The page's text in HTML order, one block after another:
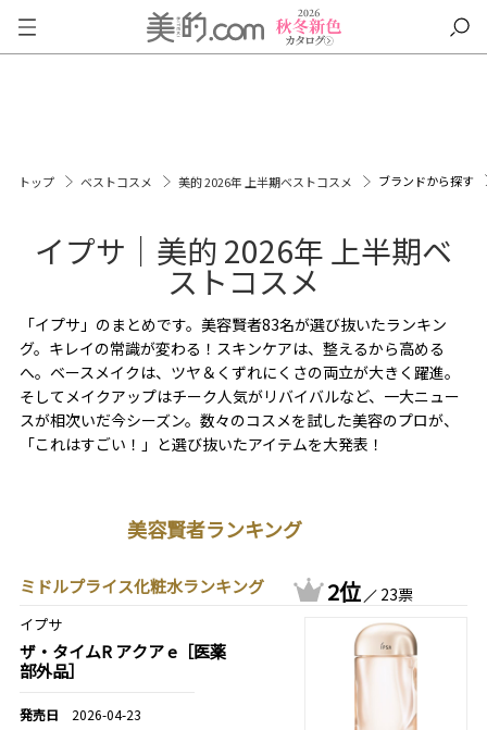
トップ ベストコスメ 美的 2026年 上半期ベストコスメ ブランドから探す
イプサ｜美的 2026年 上半期ベ
ストコスメ
「イプサ」のまとめです。美容賢者83名が選び抜いたランキン
グ。キレイの常識が変わる！スキンケアは、整えるから高める
へ。ベースメイクは、ツヤ＆くずれにくさの両立が大きく躍進。
そしてメイクアップはチーク人気がリバイバルなど、一大ニュー
スが相次いだ今シーズン。数々のコスメを試した美容のプロが、
「これはすごい！」と選び抜いたアイテムを大発表！
美容賢者ランキング
ミドルプライス化粧水ランキング 2位 23票
イプサ
ザ・タイムR アクア e［医薬
部外品］
2026-04-23